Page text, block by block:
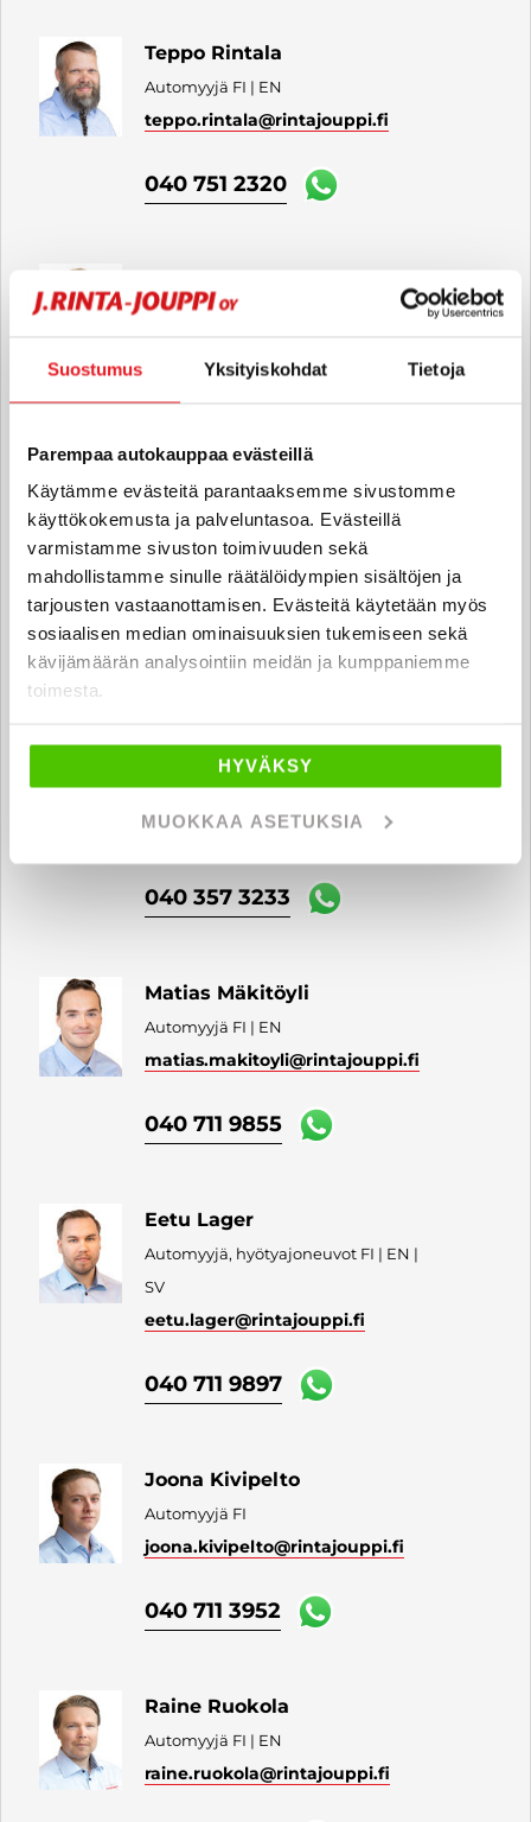
Suostumus Yksityiskohdat Tietoja
Parempaa autokauppaa evästeillä
Käytämme evästeitä parantaaksemme sivustomme
käyttökokemusta ja palveluntasoa. Evästeillä
varmistamme sivuston toimivuuden sekä
mahdollistamme sinulle räätälöidympien sisältöjen ja
tarjousten vastaanottamisen. Evästeitä käytetään myös
sosiaalisen median ominaisuuksien tukemiseen sekä
kävijämäärän analysointiin meidän ja kumppaniemme
toimesta.
HYVÄKSY
MUOKKAA ASETUKSIA
Teppo Rintala
Automyyjä FI | EN
teppo.rintala@rintajouppi.fi
040 751 2320
Automyyjä, hyötyajoneuvot FI
@rintajouppi.fi
040 711 9890
Jarmo Lieste
Automyyjä FI
jarmo.lieste@rintajouppi.fi
0400 309 432
Emppu Klemettilä
emppu.klemettila @rintajouppi.fi
040 357 3233
Matias Mäkitöyli
Automyyjä FI | EN
matias.makitoyli@rintajouppi.fi
040 711 9855
Eetu Lager
Automyyjä, hyötyajoneuvot FI | EN |
SV
eetu.lager@rintajouppi.fi
040 711 9897
Joona Kivipelto
Automyyjä FI
joona.kivipelto@rintajouppi.fi
040 711 3952
Raine Ruokola
Automyyjä FI | EN
raine.ruokola@rintajouppi.fi